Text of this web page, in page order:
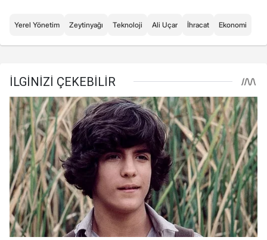
Yerel Yönetim Zeytinyağı Teknoloji Ali Uçar İhracat Ekonomi